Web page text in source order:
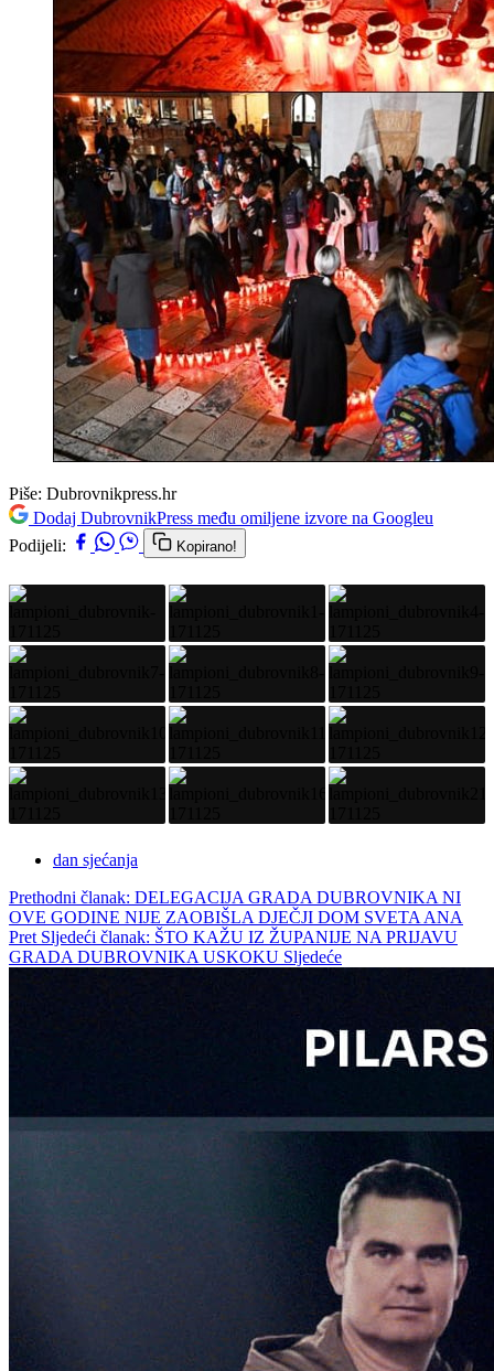
Piše: Dubrovnikpress.hr
Dodaj DubrovnikPress među omiljene izvore na Googleu
Podijeli:
Kopirano!
dan sjećanja
Prethodni članak: DELEGACIJA GRADA DUBROVNIKA NI
OVE GODINE NIJE ZAOBIŠLA DJEČJI DOM SVETA ANA
Pret Sljedeći članak: ŠTO KAŽU IZ ŽUPANIJE NA PRIJAVU
GRADA DUBROVNIKA USKOKU Sljedeće